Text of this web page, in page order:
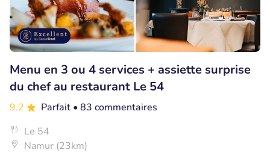
Menu en 3 ou 4 services + assiette surprise
du chef au restaurant Le 54
9.2 Parfait • 83 commentaires
Le 54
Namur (23km)